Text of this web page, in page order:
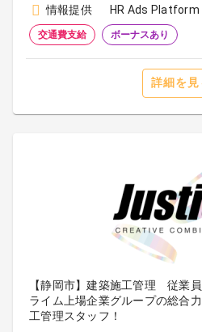
情報提供
HR Ads Platform
交通費支給 ボーナスあり
詳細を見
【静岡市】建築施工管理 従業
ライム上場企業グループの総合
工管理スタッフ！